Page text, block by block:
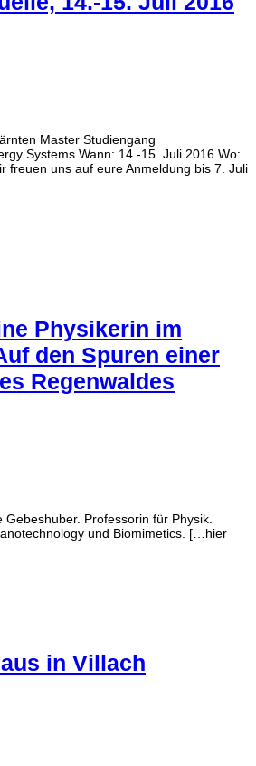
Master Studiengang
Systems Wann: 14.-15. Juli 2016 Wo:
freuen uns auf eure Anmeldung bis 7. Juli
Physikerin im
den Spuren einer
Regenwaldes
Professorin für Physik.
und Biomimetics. […hier
in Villach